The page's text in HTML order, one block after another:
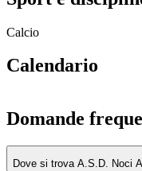
Calcio
Calendario
Domande
Dove si trova A.S.D. Noci